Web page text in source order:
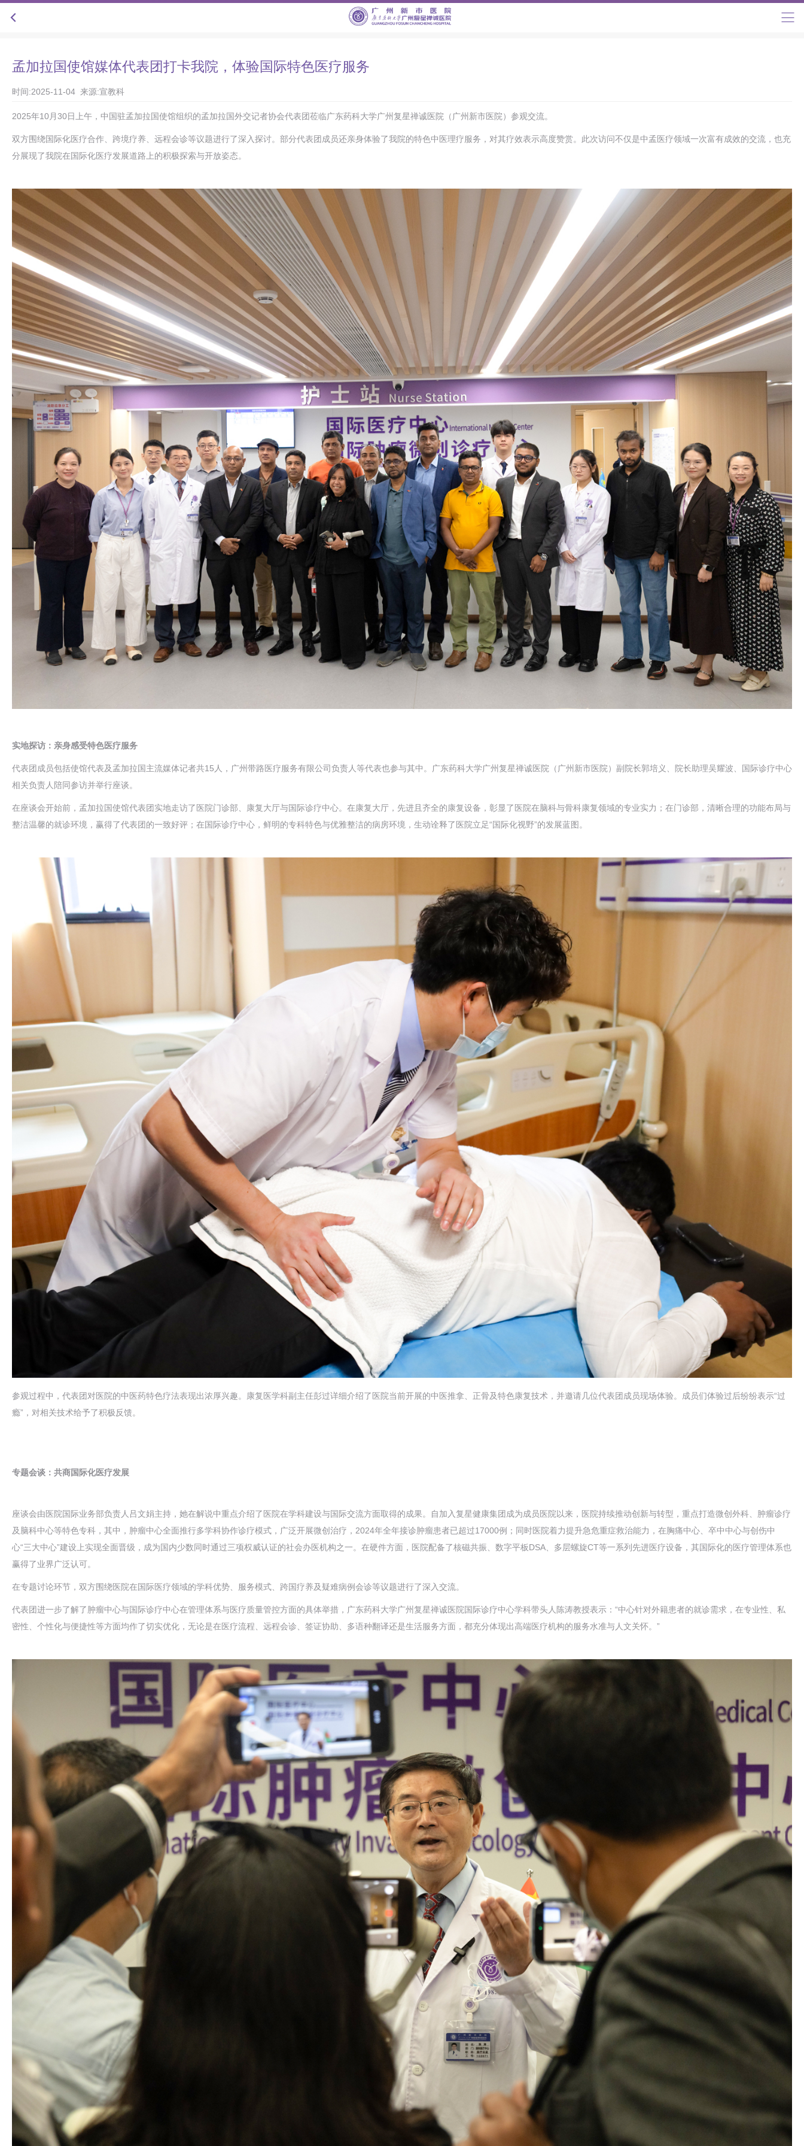
孟加拉国使馆媒体代表团打卡我院，体验国际特色医疗服务
时间:2025-11-04 来源:宣教科
2025年10月30日上午，中国驻孟加拉国使馆组织的孟加拉国外交记者协会代表团莅临广东药科大学广州复星禅诚医院（广州新市医院）参观交流。
双方围绕国际化医疗合作、跨境疗养、远程会诊等议题进行了深入探讨。部分代表团成员还亲身体验了我院的特色中医理疗服务，对其疗效表示高度赞赏。此次访问不仅是中孟医疗领域一次富有成效的交流，也充
分展现了我院在国际化医疗发展道路上的积极探索与开放姿态。
实地探访：亲身感受特色医疗服务
代表团成员包括使馆代表及孟加拉国主流媒体记者共15人，广州带路医疗服务有限公司负责人等代表也参与其中。广东药科大学广州复星禅诚医院（广州新市医院）副院长郭培义、院长助理吴耀波、国际诊疗中心
相关负责人陪同参访并举行座谈。
在座谈会开始前，孟加拉国使馆代表团实地走访了医院门诊部、康复大厅与国际诊疗中心。在康复大厅，先进且齐全的康复设备，彰显了医院在脑科与骨科康复领域的专业实力；在门诊部，清晰合理的功能布局与
整洁温馨的就诊环境，赢得了代表团的一致好评；在国际诊疗中心，鲜明的专科特色与优雅整洁的病房环境，生动诠释了医院立足“国际化视野”的发展蓝图。
参观过程中，代表团对医院的中医药特色疗法表现出浓厚兴趣。康复医学科副主任彭过详细介绍了医院当前开展的中医推拿、正骨及特色康复技术，并邀请几位代表团成员现场体验。成员们体验过后纷纷表示“过
瘾”，对相关技术给予了积极反馈。
专题会谈：共商国际化医疗发展
座谈会由医院国际业务部负责人吕文娟主持，她在解说中重点介绍了医院在学科建设与国际交流方面取得的成果。自加入复星健康集团成为成员医院以来，医院持续推动创新与转型，重点打造微创外科、肿瘤诊疗
及脑科中心等特色专科，其中，肿瘤中心全面推行多学科协作诊疗模式，广泛开展微创治疗，2024年全年接诊肿瘤患者已超过17000例；同时医院着力提升急危重症救治能力，在胸痛中心、卒中中心与创伤中
心“三大中心”建设上实现全面晋级，成为国内少数同时通过三项权威认证的社会办医机构之一。在硬件方面，医院配备了核磁共振、数字平板DSA、多层螺旋CT等一系列先进医疗设备，其国际化的医疗管理体系也
赢得了业界广泛认可。
在专题讨论环节，双方围绕医院在国际医疗领域的学科优势、服务模式、跨国疗养及疑难病例会诊等议题进行了深入交流。
代表团进一步了解了肿瘤中心与国际诊疗中心在管理体系与医疗质量管控方面的具体举措，广东药科大学广州复星禅诚医院国际诊疗中心学科带头人陈涛教授表示：“中心针对外籍患者的就诊需求，在专业性、私
密性、个性化与便捷性等方面均作了切实优化，无论是在医疗流程、远程会诊、签证协助、多语种翻译还是生活服务方面，都充分体现出高端医疗机构的服务水准与人文关怀。”